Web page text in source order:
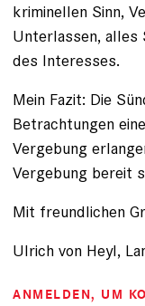
kriminellen Sinn,
Unterlassen, alles
des Interesses.
Mein Fazit: Die
Betrachtungen
Vergebung
Vergebung bereit
Mit freundlichen
Ulrich von Heyl,
ANMELDEN, UM